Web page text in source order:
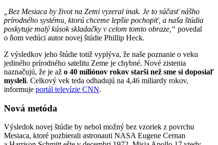
„Bez Mesiaca by život na Zemi vyzeral inak. Je to súčasť nášho
prírodného systému, ktorú chceme lepšie pochopiť, a naša štúdia
poskytuje malý kúsok skladačky v celom tomto obraze,“ povedal
o ňom vedúci autor novej štúdie Phillip Heck.
Z výsledkov jeho štúdie totiž vyplýva, že naše poznanie o veku
jediného prírodného satelitu Zeme je chybné. Nové zistenia
naznačujú, že je až o 40 miliónov rokov starší než sme si doposiaľ
mysleli. Celkový vek teda odhadujú na 4,46 miliardy rokov,
informuje portál televízie CNN.
Nová metóda
Výsledok novej štúdie by nebol možný bez vzoriek z povrchu
Mesiaca, ktoré pozbierali astronauti NASA Eugene Cernan